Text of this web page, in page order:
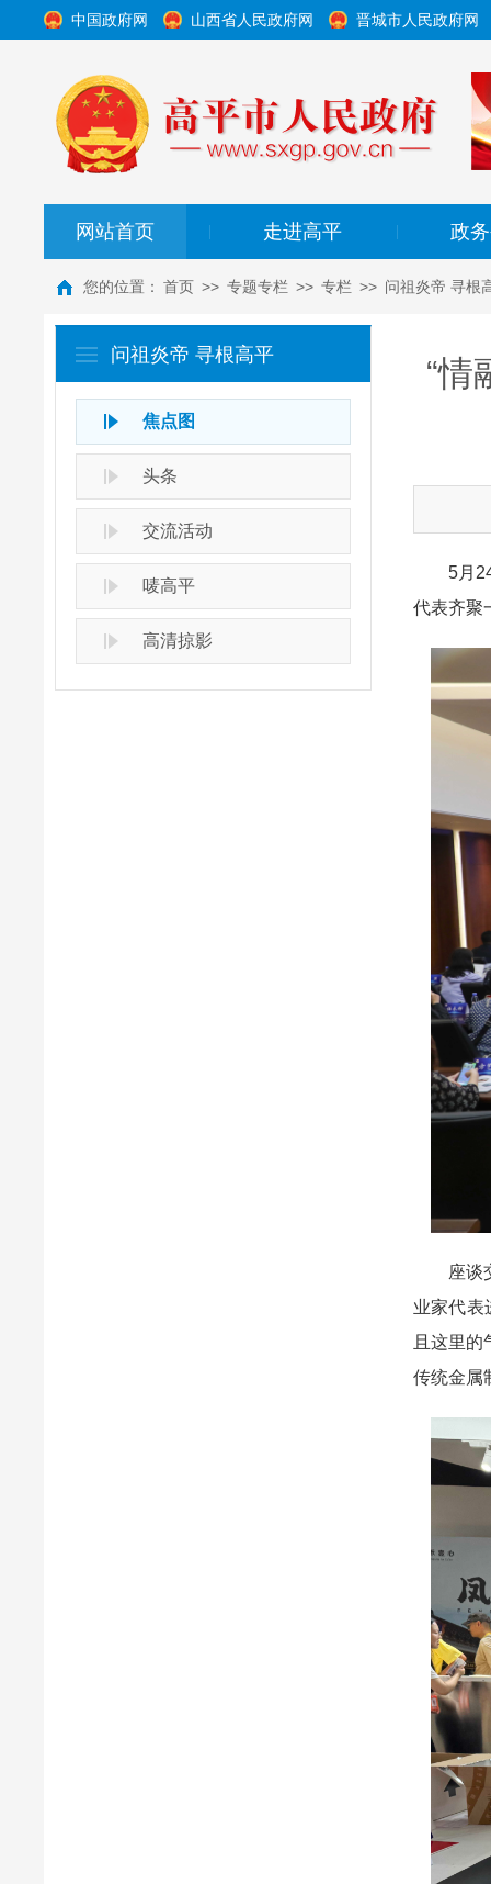
中国政府网 山西省人民政府网 晋城市人民政府网
网站首页 走进高平 政
您的位置： 首页 >> 专题专栏 >> 专栏 >> 问祖炎帝 寻根
问祖炎帝 寻根高平
焦点图
头条
交流活动
唛高平
高清掠影
“情
5月24
代表齐聚
座谈交
业家代表
且这里
传统金属